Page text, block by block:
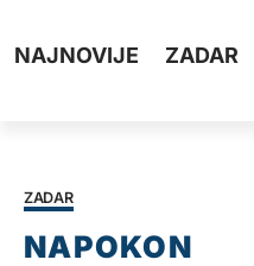
NAJNOVIJE ZADAR
ZADAR